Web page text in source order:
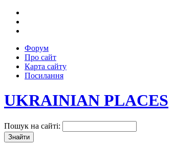
Форум
Про сайт
Карта сайту
Посилання
UKRAINIAN PLACES
Пошук на сайті: